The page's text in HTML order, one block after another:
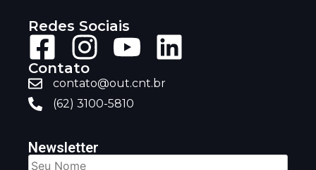
Redes Sociais
Contato
contato@out.cnt.br
(62) 3100-5810
Newsletter